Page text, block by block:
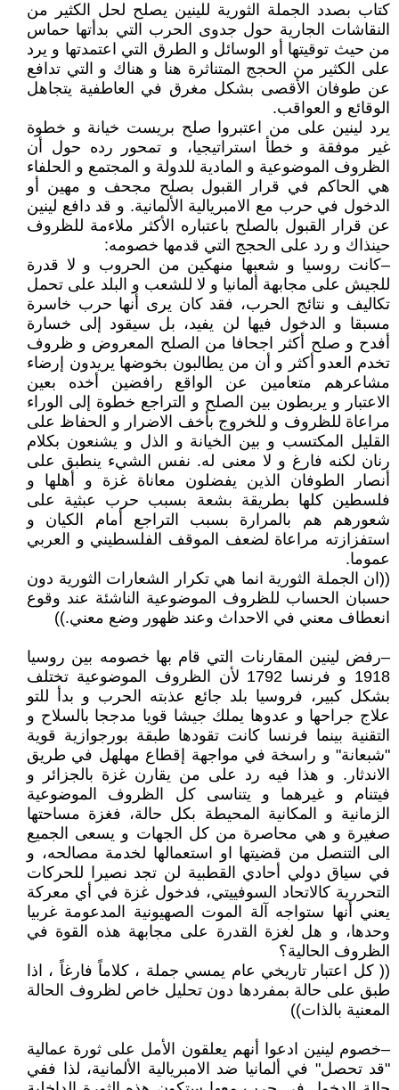
كتاب بصدد الجملة الثورية للينين يصلح لحل الكثير من
النقاشات الجارية حول جدوى الحرب التي بدأتها حماس
من حيث توقيتها أو الوسائل و الطرق التي اعتمدتها و يرد
على الكثير من الحجج المتناثرة هنا و هناك و التي تدافع
عن طوفان الأقصى بشكل مغرق في العاطفية يتجاهل
الوقائع و العواقب.
يرد لينين على من اعتبروا صلح بريست خيانة و خطوة
غير موفقة و خطأ استراتيجيا، و تمحور رده حول أن
الظروف الموضوعية و المادية للدولة و المجتمع و الحلفاء
هي الحاكم في قرار القبول بصلح مجحف و مهين أو
الدخول في حرب مع الامبريالية الألمانية. و قد دافع لينين
عن قرار القبول بالصلح باعتباره الأكثر ملاءمة للظروف
حينذاك و رد على الحجج التي قدمها خصومه:
–كانت روسيا و شعبها منهكين من الحروب و لا قدرة
للجيش على مجابهة ألمانيا و لا للشعب و البلد على تحمل
تكاليف و نتائج الحرب، فقد كان يرى أنها حرب خاسرة
مسبقا و الدخول فيها لن يفيد، بل سيقود إلى خسارة
أفدح و صلح أكثر اجحافا من الصلح المعروض و ظروف
تخدم العدو أكثر و أن من يطالبون بخوضها يريدون إرضاء
مشاعرهم متعامين عن الواقع رافضين أخده بعين
الاعتبار و يربطون بين الصلح و التراجع خطوة إلى الوراء
مراعاة للظروف و للخروج بأخف الاضرار و الحفاظ على
القليل المكتسب و بين الخيانة و الذل و يشنعون بكلام
رنان لكنه فارغ و لا معنى له. نفس الشيء ينطبق على
أنصار الطوفان الذين يفضلون معاناة غزة و أهلها و
فلسطين كلها بطريقة بشعة بسبب حرب عبثية على
شعورهم هم بالمرارة بسبب التراجع أمام الكيان و
استفزازته مراعاة لضعف الموقف الفلسطيني و العربي
عموما.
((ان الجملة الثورية انما هي تكرار الشعارات الثورية دون
حسبان الحساب للظروف الموضوعية الناشئة عند وقوع
انعطاف معني في الاحداث وعند ظهور وضع معني.))
–رفض لينين المقارنات التي قام بها خصومه بين روسيا
1918 و فرنسا 1792 لأن الظروف الموضوعية تختلف
بشكل كبير، فروسيا بلد جائع عذبته الحرب و بدأ للتو
علاج جراحها و عدوها يملك جيشا قويا مدججا بالسلاح و
التقنية بينما فرنسا كانت تقودها طبقة بورجوازية قوية
"شبعانة" و راسخة في مواجهة إقطاع مهلهل في طريق
الاندثار. و هذا فيه رد على من يقارن غزة بالجزائر و
فيتنام و غيرهما و يتناسى كل الظروف الموضوعية
الزمانية و المكانية المحيطة بكل حالة، فغزة مساحتها
صغيرة و هي محاصرة من كل الجهات و يسعى الجميع
الى التنصل من قضيتها او استعمالها لخدمة مصالحه، و
في سياق دولي أحادي القطبية لن تجد نصيرا للحركات
التحررية كالاتحاد السوفييتي، فدخول غزة في أي معركة
يعني أنها ستواجه آلة الموت الصهيونية المدعومة غربيا
وحدها، و هل لغزة القدرة على مجابهة هذه القوة في
الظروف الحالية؟
(( كل اعتبار تاريخي عام يمسي جملة ، كلاماً فارغاً ، اذا
طبق على حالة بمفردها دون تحليل خاص لظروف الحالة
المعنية بالذات))
–خصوم لينين ادعوا أنهم يعلقون الأمل على ثورة عمالية
"قد تحصل" في ألمانيا ضد الامبريالية الألمانية، لذا ففي